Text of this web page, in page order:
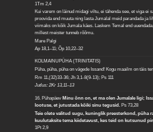
1Tm 2,4
Kui varem on läinud midagi viltu, ei tähenda see, et viga ei
proovida end muuta ning lasta Jumalal meid parandada ja
viimaks on kõik Jumala käes. Laskem Temal end
millest meister tunneb rõõmu.
Mare Palgi
Ap 18,1–11; Õp 10,22–32
KOLMAINUPÜHA (TRINITATIS)
Püha, püha, püha on vägede Issand! Kogu maailm on täis
Rm 11,(32)33-36; Jh 3,1-8(9-13); Ps 111
Jutlus: 2Kr 13,11–13
16. Pühapäev Minu õnn on, et ma olen Jumalale ligi;
lootuse, et jutustada kõiki sinu tegusid. Ps 73,28
Teie olete valitud sugu, kuninglik preesterkond, püha
kuulutaksite tema kiidetavust, kes teid on kutsunud
1Pt 2,9